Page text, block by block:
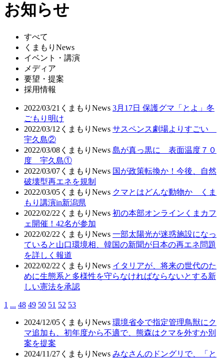
お知らせ
すべて
くまもりNews
イベント・講演
メディア
要望・提案
採用情報
2022/03/21 くまもりNews 3月17日 保護グマ「とよ」冬
ごもり明け
2022/03/12 くまもりNews サスペンス劇場よりすごい
宇久島②
2022/03/08 くまもりNews 島が真っ黒に 表面温度７０
度 宇久島①
2022/03/07 くまもりNews 国が政策転換か！今後、自然
破壊型再エネを規制
2022/03/05 くまもりNews クマとはどんな動物か くま
もり講演in新潟県
2022/02/22 くまもりNews 初の本部オンラインくまカフ
ェ開催！42名が参加
2022/02/22 くまもりNews 一部太陽光が迷惑施設になっ
ていると山口環境相、韓国の新聞が日本の再エネ問題
を詳しく報道
2022/02/22 くまもりNews イタリアが、将来の世代のた
めに生態系と多様性を守らなければならないとする新
しい憲法を承認
1 ... 48 49 50 51 52 53
2024/12/05 くまもりNews 環境省令で指定管理鳥獣にク
マ追加も、初年度から不適で、熊森はクマを外すか別
案を提案
2024/11/27 くまもりNews みなさんのドングリで、「と